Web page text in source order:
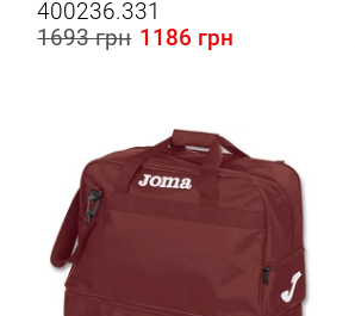
400236.331
1693 грн 1186 грн